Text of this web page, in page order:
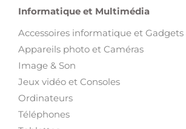
Informatique et Multimédia
Accessoires informatique et Gadgets
Appareils photo et Caméras
Image & Son
Jeux vidéo et Consoles
Ordinateurs
Téléphones